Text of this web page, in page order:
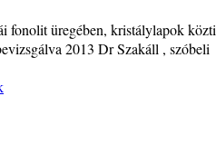
fonolit üregében, kristálylapok közti
2013 Dr Szakáll , szóbeli